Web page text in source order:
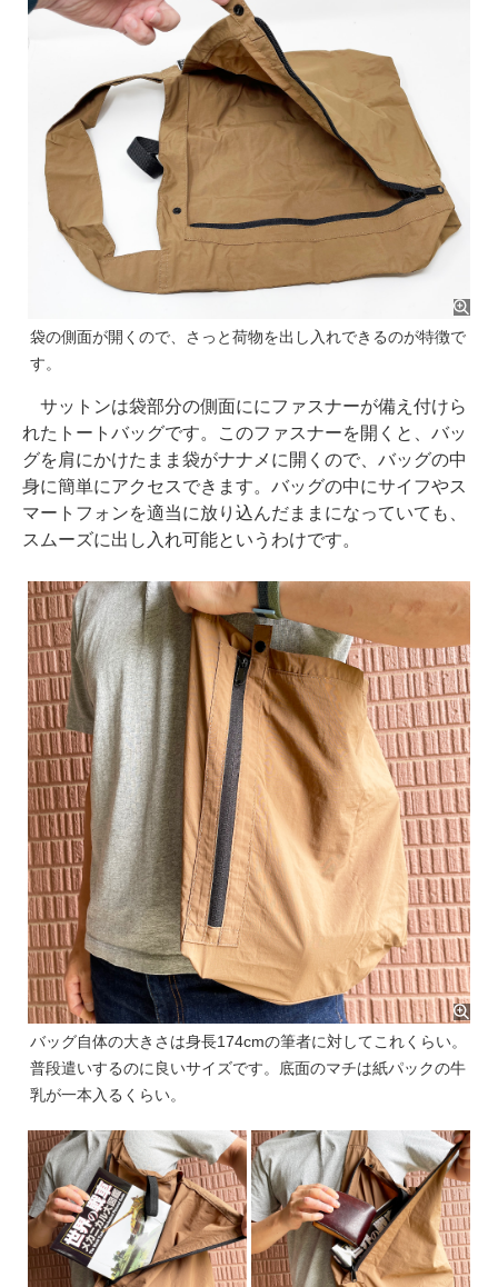
袋の側面が開くので、さっと荷物を出し入れできるのが特徴で
す。
サットンは袋部分の側面ににファスナーが備え付けら
れたトートバッグです。このファスナーを開くと、バッ
グを肩にかけたまま袋がナナメに開くので、バッグの中
身に簡単にアクセスできます。バッグの中にサイフやス
マートフォンを適当に放り込んだままになっていても、
スムーズに出し入れ可能というわけです。
バッグ自体の大きさは身長174cmの筆者に対してこれくらい。
普段遣いするのに良いサイズです。底面のマチは紙パックの牛
乳が一本入るくらい。